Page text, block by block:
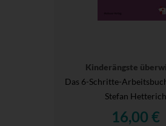
Kinderängste
Das 6-Schritte-
Stefan Hetterich
16,00 €